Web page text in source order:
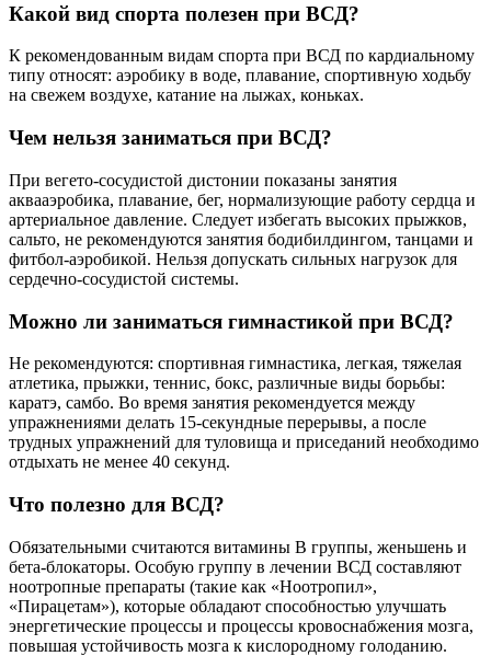
Какой вид спорта полезен при ВСД?
К рекомендованным видам спорта при ВСД по кардиальному
типу относят: аэробику в воде, плавание, спортивную ходьбу
на свежем воздухе, катание на лыжах, коньках.
Чем нельзя заниматься при ВСД?
При вегето-сосудистой дистонии показаны занятия
аквааэробика, плавание, бег, нормализующие работу сердца и
артериальное давление. Следует избегать высоких прыжков,
сальто, не рекомендуются занятия бодибилдингом, танцами и
фитбол-аэробикой. Нельзя допускать сильных нагрузок для
сердечно-сосудистой системы.
Можно ли заниматься гимнастикой при ВСД?
Не рекомендуются: спортивная гимнастика, легкая, тяжелая
атлетика, прыжки, теннис, бокс, различные виды борьбы:
каратэ, самбо. Во время занятия рекомендуется между
упражнениями делать 15-секундные перерывы, а после
трудных упражнений для туловища и приседаний необходимо
отдыхать не менее 40 секунд.
Что полезно для ВСД?
Обязательными считаются витамины B группы, женьшень и
бета-блокаторы. Особую группу в лечении ВСД составляют
ноотропные препараты (такие как «Ноотропил»,
«Пирацетам»), которые обладают способностью улучшать
энергетические процессы и процессы кровоснабжения мозга,
повышая устойчивость мозга к кислородному голоданию.